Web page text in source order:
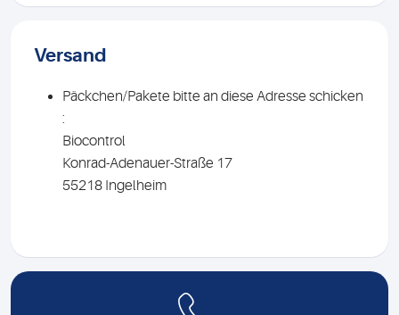
Versand
Päckchen/Pakete bitte an diese Adresse schicken
:
Biocontrol
Konrad-Adenauer-Straße 17
55218 Ingelheim